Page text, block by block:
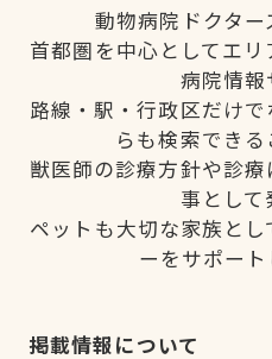
動物病院ドクター
首都圏を中心としてエ
病院情報
路線・駅・行政区だけ
らも検索できる
獣医師の診療方針や診
事として
ペットも大切な家族と
ーをサポート
掲載情報について